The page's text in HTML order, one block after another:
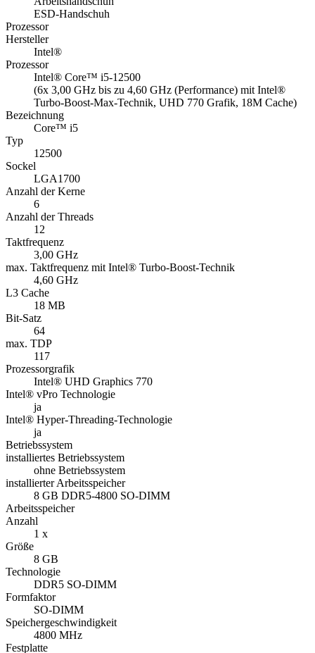
ESD-Handschuh
Prozessor
Hersteller
Intel®
Prozessor
Intel® Core™ i5-12500
(6x 3,00 GHz bis zu 4,60 GHz (Performance) mit Intel®
Turbo-Boost-Max-Technik, UHD 770 Grafik, 18M Cache)
Bezeichnung
Core™ i5
Typ
12500
Sockel
LGA1700
Anzahl der Kerne
6
Anzahl der Threads
12
Taktfrequenz
3,00 GHz
max. Taktfrequenz mit Intel® Turbo-Boost-Technik
4,60 GHz
L3 Cache
18 MB
Bit-Satz
64
max. TDP
117
Prozessorgrafik
Intel® UHD Graphics 770
Intel® vPro Technologie
ja
Intel® Hyper-Threading-Technologie
ja
Betriebssystem
installiertes Betriebssystem
ohne Betriebssystem
installierter Arbeitsspeicher
8 GB DDR5-4800 SO-DIMM
Arbeitsspeicher
Anzahl
1 x
Größe
8 GB
Technologie
DDR5 SO-DIMM
Formfaktor
SO-DIMM
Speichergeschwindigkeit
4800 MHz
Festplatte